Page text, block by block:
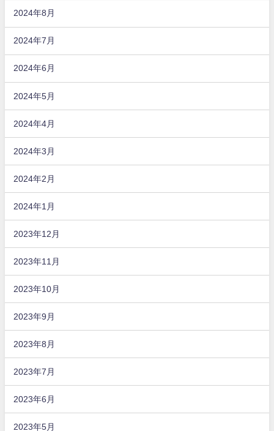
2024年8月
2024年7月
2024年6月
2024年5月
2024年4月
2024年3月
2024年2月
2024年1月
2023年12月
2023年11月
2023年10月
2023年9月
2023年8月
2023年7月
2023年6月
2023年5月